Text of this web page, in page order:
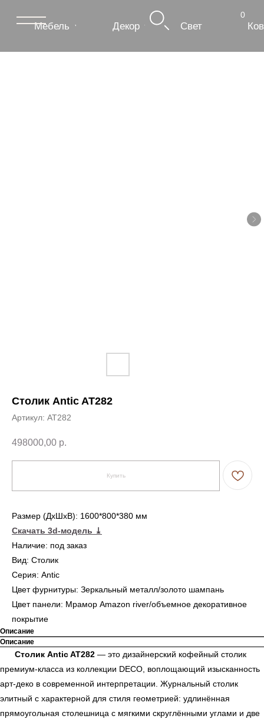
Мебель
Столик Antic AT282
Артикул: AT282
498000,00 р.
Купить
Размер (ДxШxВ): 1600*800*380 мм
Скачать 3d-модель ⤓
Наличие: под заказ
Вид: Столик
Серия: Antic
Цвет фурнитуры: Зеркальный металл/золото шампань
Цвет панели: Мрамор Amazon river/объемное декоративное
покрытие
Описание
Описание
Столик Antic AT282 — это дизайнерский кофейный столик
премиум-класса из коллекции DECO, воплощающий изысканность
арт-деко в современной интерпретации. Журнальный столик
элитный с характерной для стиля геометрией: удлинённая
прямоугольная столешница с мягкими скруглёнными углами и две